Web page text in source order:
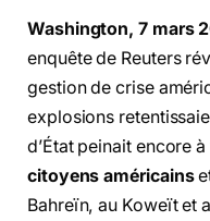
Washington, 7 mars
enquête de Reuters
gestion de crise
explosions
d’État peinait encore
citoyens américains
Bahreïn, au Koweït et